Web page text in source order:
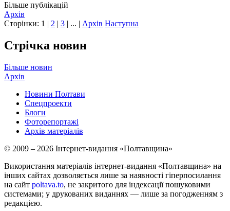
Більше публікацій
Архів
Сторінки: 1 | 2 | 3 | ... | Архів Наступна
Стрічка новин
Більше новин
Архів
Новини Полтави
Спецпроекти
Блоги
Фоторепортажі
Архів матеріалів
© 2009 – 2026 Інтернет-видання «Полтавщина»
Використання матеріалів інтернет-видання «Полтавщина» на
інших сайтах дозволяється лише за наявності гіперпосилання
на сайт poltava.to, не закритого для індексації пошуковими
системами; у друкованих виданнях — лише за погодженням з
редакцією.